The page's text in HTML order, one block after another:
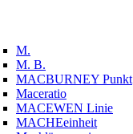
M.
M. B.
MACBURNEY Punkt
Maceratio
MACEWEN Linie
MACHEeinheit